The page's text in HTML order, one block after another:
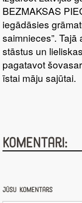
BEZMAKSAS
iegādāsies
saimnieces”.
stāstus un
pagatavot
īstai māju sajūtai.
Komentāri:
Jūsu komentārs